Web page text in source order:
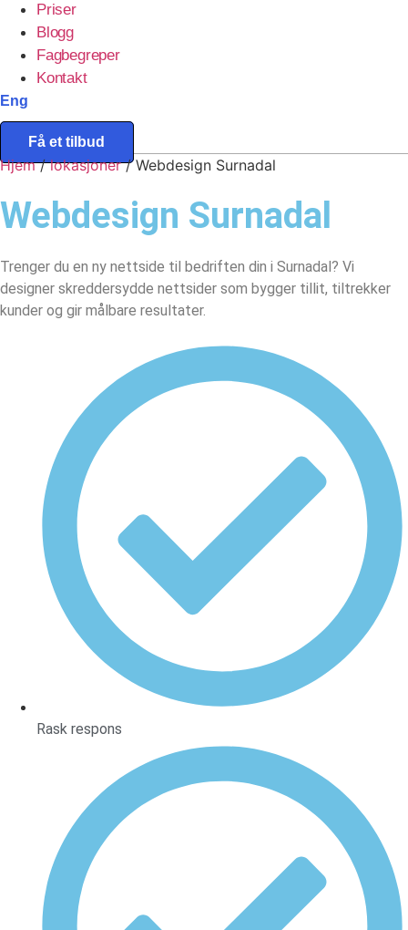
Priser
Blogg
Fagbegreper
Kontakt
Eng
Få et tilbud
Hjem/lokasjoner/Webdesign Surnadal
Webdesign Surnadal
Trenger du en ny nettside til bedriften din i Surnadal? Vi
designer skreddersydde nettsider som bygger tillit, tiltrekker
kunder og gir målbare resultater.
Rask respons